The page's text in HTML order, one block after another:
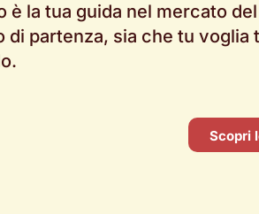
(L.68/99)
Roma 3
Madrid
è la tua guida nel mercato
di partenza, sia che tu
Scopri